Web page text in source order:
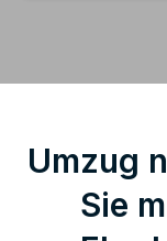
Umzug
Sie